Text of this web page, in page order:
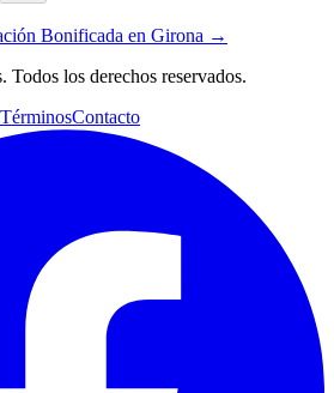
Bonificada en Girona →
Todos los derechos reservados.
TérminosContacto